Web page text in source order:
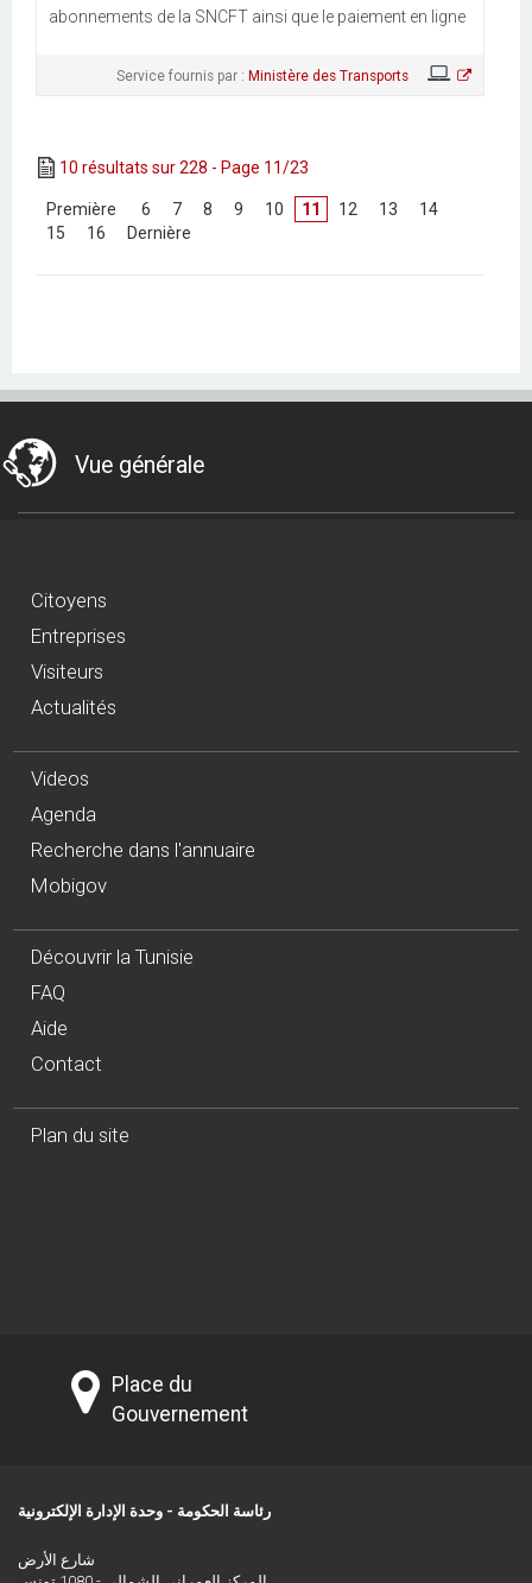
abonnements de la SNCFT ainsi que le paiement en ligne
Service fournis par : Ministère des Transports
10 résultats sur 228 - Page 11/23
Première 6 7 8 9 10 11 12 13 14
15 16 Dernière
Vue générale
Citoyens
Entreprises
Visiteurs
Actualités
Videos
Agenda
Recherche dans l'annuaire
Mobigov
Découvrir la Tunisie
FAQ
Aide
Contact
Plan du site
Place du
Gouvernement
رئاسة الحكومة - وحدة الإدارة الإلكترونية
شارع الأرض